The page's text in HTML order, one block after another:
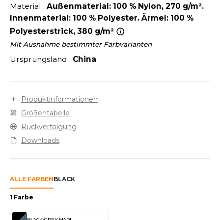
LABEL / TEAR AWAY
ROW
OF THE LOOM
OF THE LOOM VINTAGE
- BLANKS
Material : Außenmaterial: 100 % Nylon, 270 g/m².
Innenmaterial: 100 % Polyester. Ärmel: 100 %
Polyesterstrick, 380 g/m²
Mit Ausnahme bestimmter Farbvarianten
Ursprungsland : China
Produktinformationen
Größentabelle
Rückverfolgung
Downloads
ALLE FARBENBLACK
1 Farbe